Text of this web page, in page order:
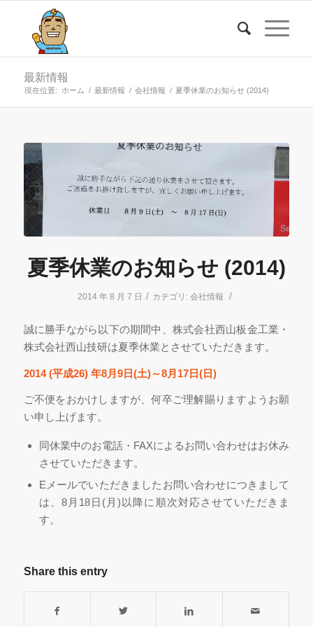
最新情報
現在位置: ホーム / 最新情報 / 会社情報 / 夏季休業のお知らせ (2014)
夏季休業のお知らせ (2014)
2014 年 8 月 7 日 / カテゴリ: 会社情報 /
誠に勝手ながら以下の期間中、株式会社西山板金工業・
株式会社西山技研は夏季休業とさせていただきます。
2014 (平成26) 年8月9日(土)～8月17日(日)
ご不便をおかけしますが、何卒ご理解賜りますようお願
い申し上げます。
同休業中のお電話・FAXによるお問い合わせはお休み
させていただきます。
Eメールでいただきましたお問い合わせにつきまして
は、8月18日(月)以降に順次対応させていただきま
す。
Share this entry